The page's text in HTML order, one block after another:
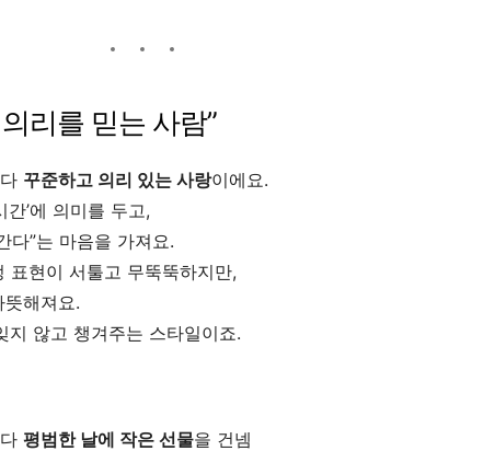
리를 믿는 사람”
꾸준하고 의리 있는 사랑이에요.
간’에 의미를 두고,
다”는 마음을 가져요.
표현이 서툴고 무뚝뚝하지만,
해져요.
지 않고 챙겨주는 스타일이죠.
평범한 날에 작은 선물을 건넴